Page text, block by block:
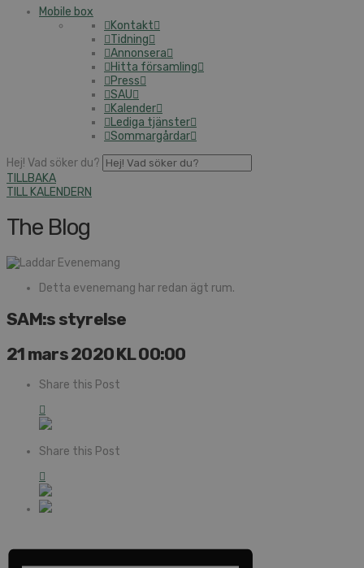
Mobile box
Kontakt
Tidning
Annonsera
Hitta församling
Press
SAU
Kalender
Lediga tjänster
Sommargårdar
Hej! Vad söker du?
TILLBAKA
TILL KALENDERN
The Blog
Detta evenemang har redan ägt rum.
SAM:s styrelse
21 mars 2020 KL 00:00
Share this Post
Share this Post